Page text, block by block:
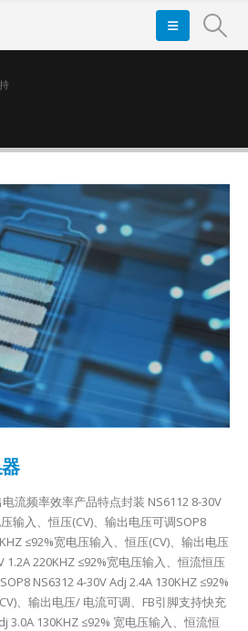
流频率效率产品特点封装 NS6112 8-30V
输入、恒压(CV)、输出电压可调SOP8
≤92%宽电压输入、恒压(CV)、输出电压
1.2A 220KHZ ≤92%宽电压输入、恒流恒压
NS6312 4-30V Adj 2.4A 130KHZ ≤92%
、输出电压/ 电流可调、FB引脚支持快充
3.0A 130KHZ ≤92% 宽电压输入、恒流恒